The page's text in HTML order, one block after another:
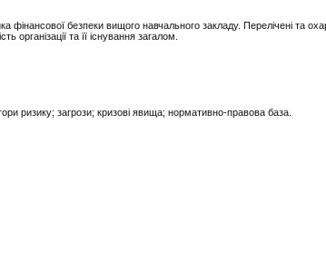
фінансової безпеки вищого навчального закладу. Перелічені та
організації та її існування загалом.
ризику; загрози; кризові явища; нормативно-правова база.